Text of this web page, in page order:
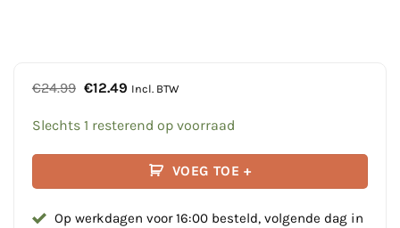
€24.99 Oorspronkelijke
€24.99.
€12.49Huidige
€12.49.
Incl. BTW
Slechts 1 resterend op voorraad
VOEG TOE +
Op werkdagen voor 16:00 besteld, volgende dag in